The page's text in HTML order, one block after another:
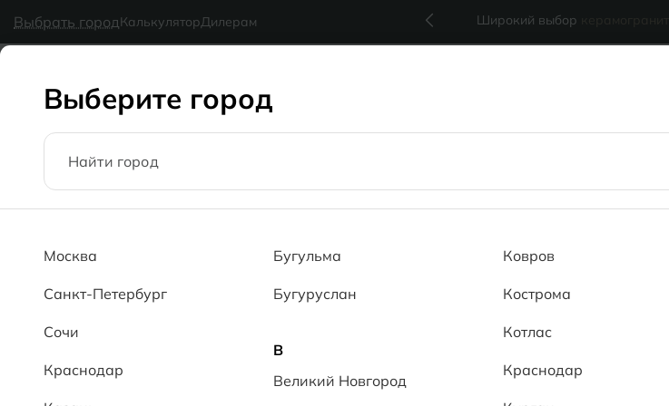
Выбрать городКалькуляторДилерам
наличии MG Ceramic- делаем красиво надолго Широкий выбор
Каталог
Гарантия и возврат
Выберите город
Москва
Санкт-Петербург
Сочи
Краснодар
Бугульма
Бугуруслан
В
Великий Новгород
Ковров
Кострома
Котлас
Краснодар